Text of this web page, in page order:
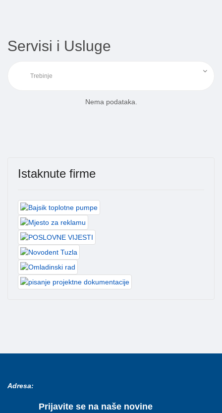
Servisi i Usluge
Nema podataka.
Istaknute firme
Adresa:
Prijavite se na naše novine